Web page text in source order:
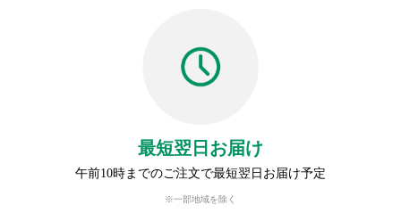
最短翌日お届け
午前10時までのご注文で最短翌日お届け予定
※一部地域を除く